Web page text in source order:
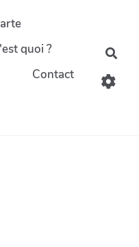
quoi ?
Contact